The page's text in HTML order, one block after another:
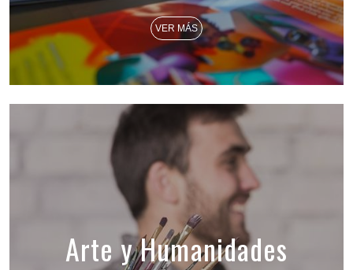
VER MÁS
Arte y Humanidades